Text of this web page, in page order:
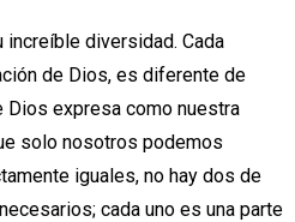
diversidad. Cada
de Dios, es diferente de
Dios expresa como nuestra
solo nosotros podemos
iguales, no hay dos de
cada uno es una parte